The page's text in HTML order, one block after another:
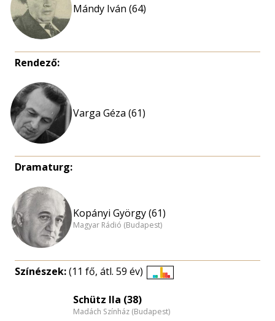
Mándy Iván (64)
Rendező:
Varga Géza (61)
Dramaturg:
Kopányi György (61)
Magyar Rádió (Budapest)
Színészek:(11 fő, átl. 59 év)
nagyítása
Schütz Ila (38)
Madách Színház (Budapest)